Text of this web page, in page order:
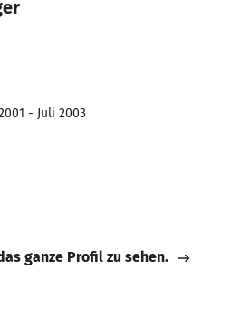
- Juli 2003
ganze Profil zu sehen.